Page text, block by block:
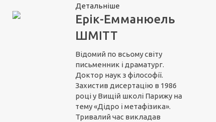
Детальніше
Ерік-Емманюель
ШМІТТ
Відомий по всьому світу
письменник і драматург.
Доктор наук з філософії.
Захистив дисертацію в 1986
році у Вищій школі Парижу на
тему «Дідро і метафізика».
Тривалий час викладав